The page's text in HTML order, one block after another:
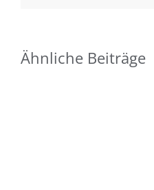
Ähnliche Beiträge